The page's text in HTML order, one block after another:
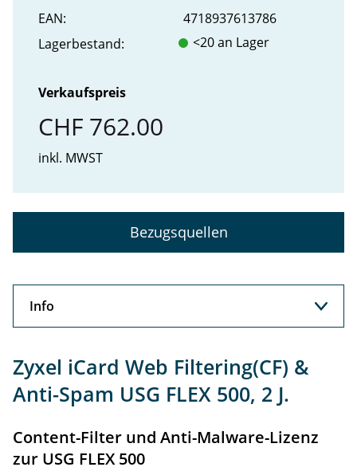
EAN:
4718937613786
Lager­bestand:
<20 an Lager
Verkaufspreis
CHF 762.00
inkl. MWST
Bezugsquellen
Info
Zyxel iCard Web Filtering(CF) &
Anti-Spam USG FLEX 500, 2 J.
Content-Filter und Anti-Malware-Lizenz
zur USG FLEX 500